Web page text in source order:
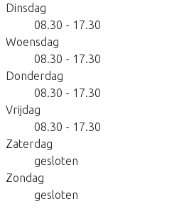
Dinsdag
08.30 - 17.30
Woensdag
08.30 - 17.30
Donderdag
08.30 - 17.30
Vrijdag
08.30 - 17.30
Zaterdag
gesloten
Zondag
gesloten